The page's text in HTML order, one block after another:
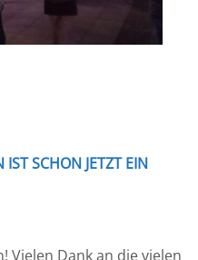
SCHON JETZT EIN
Vielen Dank an die vielen